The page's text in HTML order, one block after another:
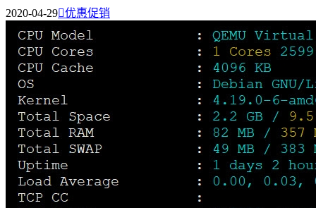
2020-04-29优惠促销